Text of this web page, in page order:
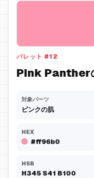
パレット #12
Pink Panther
対象パーツ
ピンクの肌
HEX
#ff96b0
HSB
H345 S41 B100